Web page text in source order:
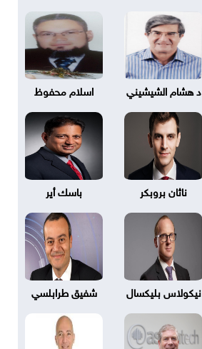
د هشام الشيشيني اسلام محفوظ
ناثان بروبكر باسك أير
نيكولاس بليكسال شفيق طرابلسي